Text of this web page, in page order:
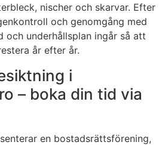
nischer och skarvar. Efter
och genomgång med
och underhållsplan ingår så att
år efter år.
i
– boka din tid via
en bostadsrättsförening,